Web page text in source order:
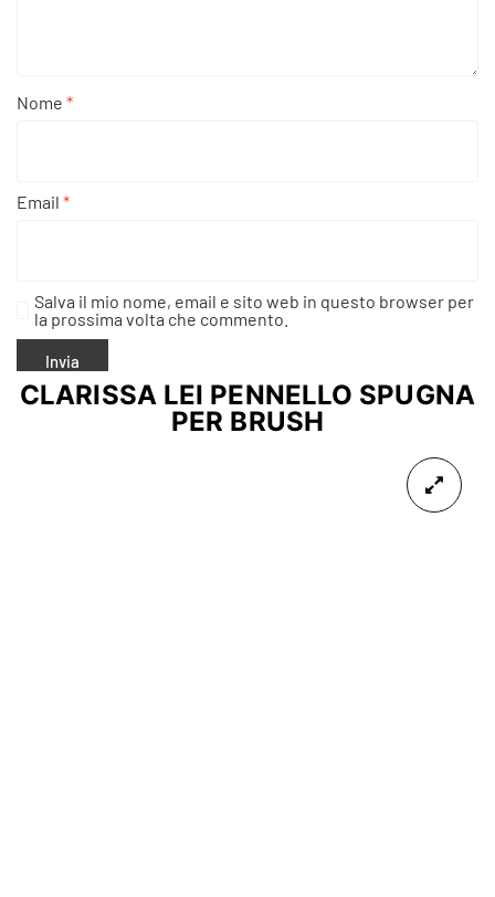
Nome *
Email *
Salva il mio nome, email e sito web in questo browser per
la prossima volta che commento.
CLARISSA LEI PENNELLO SPUGNA
PER BRUSH